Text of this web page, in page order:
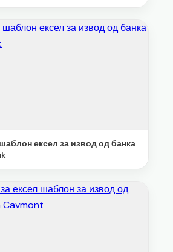
ексел за извод од банка